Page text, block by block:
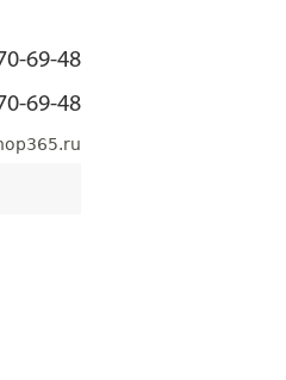
69-48
69-48